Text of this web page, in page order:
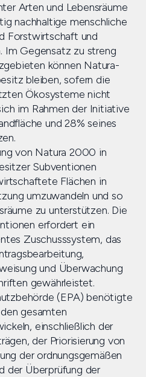
Arten und Lebensräume
nachhaltige menschliche
Forstwirtschaft und
Im Gegensatz zu streng
können Natura-
bleiben, sofern die
Ökosysteme nicht
im Rahmen der Initiative
und 28% seines
von Natura 2000 in
Subventionen
Flächen in
umzuwandeln und so
zu unterstützen. Die
erfordert ein
Zuschusssystem, das
und Überwachung
gewährleistet.
(EPA) benötigte
gesamten
einschließlich der
der Priorisierung von
der ordnungsgemäßen
der Überprüfung der